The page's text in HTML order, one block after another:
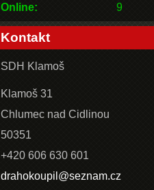
Online: 9
Kontakt
SDH Klamoš
Klamoš 31
Chlumec nad Cidlinou
50351
+420 606 630 601
drahokoupil@seznam.cz